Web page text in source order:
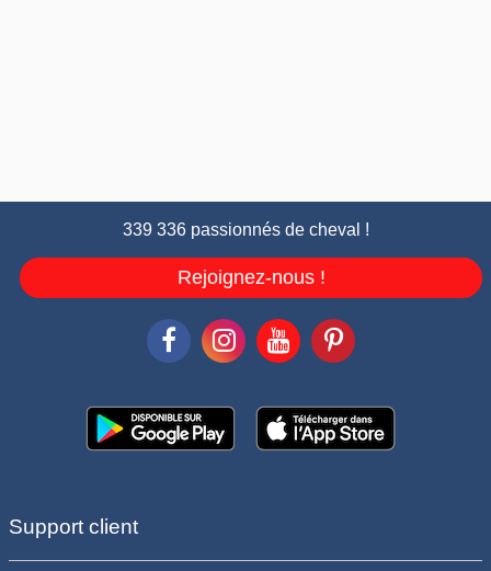
339 336 passionnés de cheval !
Rejoignez-nous !
Support client